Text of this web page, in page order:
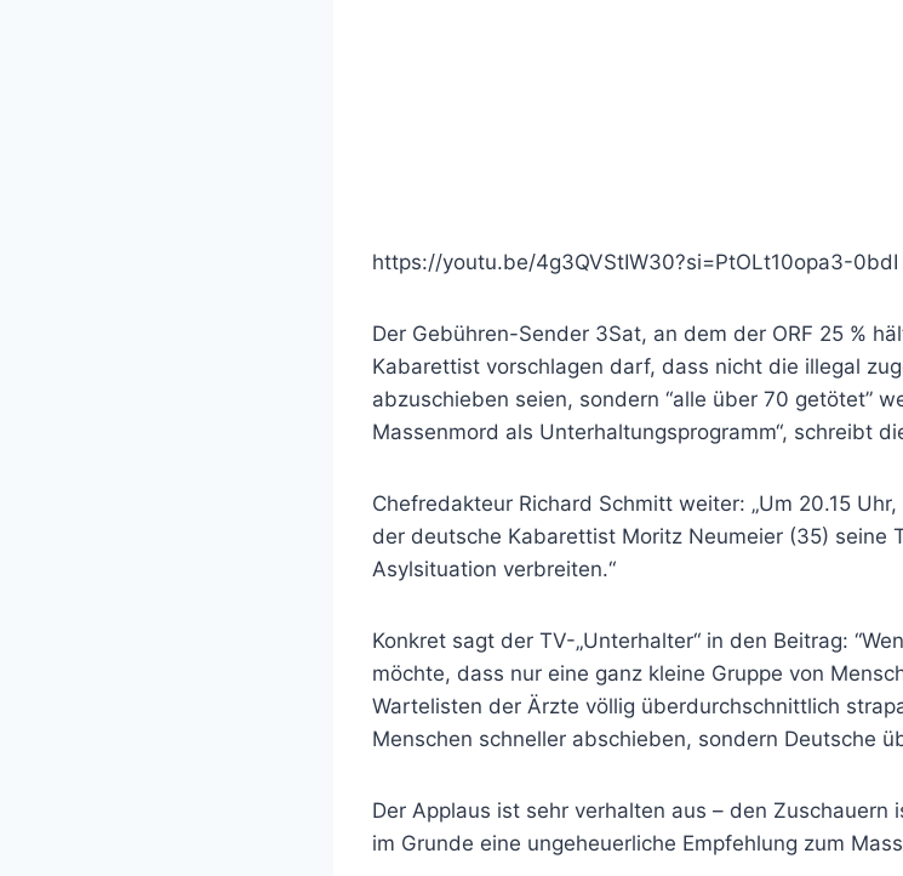
https://youtu.be/4g3QVStIW30?si=PtOLt10opa3-0bdI
Der Gebühren-Sender 3Sat, an dem der ORF 25 %
Kabarettist vorschlagen darf, dass nicht die illegal
abzuschieben seien, sondern “alle über 70 getötet”
Massenmord als Unterhaltungsprogramm“, schreibt
Chefredakteur Richard Schmitt weiter: „Um 20.15
der deutsche Kabarettist Moritz Neumeier (35) seine
Asylsituation verbreiten.“
Konkret sagt der TV-„Unterhalter“ in den Beitrag:
möchte, dass nur eine ganz kleine Gruppe von
Wartelisten der Ärzte völlig überdurchschnittlich
Menschen schneller abschieben, sondern Deutsche
Der Applaus ist sehr verhalten aus – den Zuschauern
im Grunde eine ungeheuerliche Empfehlung zum